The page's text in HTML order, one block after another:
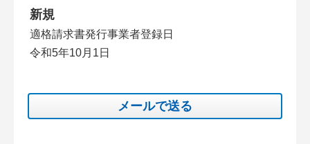
新規
適格請求書発行事業者登録日
令和5年10月1日
メールで送る